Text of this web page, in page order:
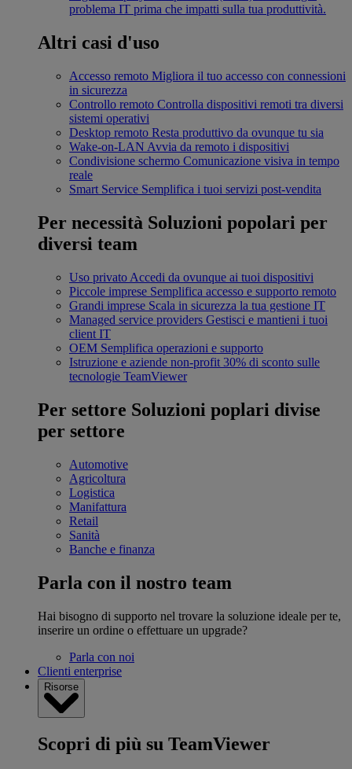
problema IT prima che impatti sulla tua produttività.
Altri casi d'uso
Accesso remoto Migliora il tuo accesso con connessioni
in sicurezza
Controllo remoto Controlla dispositivi remoti tra diversi
sistemi operativi
Desktop remoto Resta produttivo da ovunque tu sia
Wake-on-LAN Avvia da remoto i dispositivi
Condivisione schermo Comunicazione visiva in tempo
reale
Smart Service Semplifica i tuoi servizi post-vendita
Per necessità Soluzioni popolari per
diversi team
Uso privato Accedi da ovunque ai tuoi dispositivi
Piccole imprese Semplifica accesso e supporto remoto
Grandi imprese Scala in sicurezza la tua gestione IT
Managed service providers Gestisci e mantieni i tuoi
client IT
OEM Semplifica operazioni e supporto
Istruzione e aziende non-profit 30% di sconto sulle
tecnologie TeamViewer
Per settore Soluzioni poplari divise
per settore
Automotive
Agricoltura
Logistica
Manifattura
Retail
Sanità
Banche e finanza
Parla con il nostro team
Hai bisogno di supporto nel trovare la soluzione ideale per te,
inserire un ordine o effettuare un upgrade?
Parla con noi
Clienti enterprise
Risorse
Scopri di più su TeamViewer